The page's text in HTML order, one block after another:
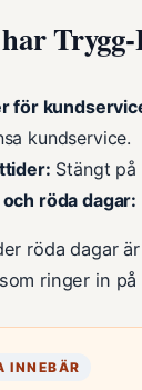
Trygg-
för
kundservice.
Stängt på
röda dagar:
röda dagar
ringer in på
INNEBÄR